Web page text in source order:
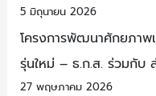
5 มิถุนายน 2026
โครงการพัฒนาศักยภาพ
รุ่นใหม่ – ธ.ก.ส. ร่วมกับ
27 พฤษภาคม 2026